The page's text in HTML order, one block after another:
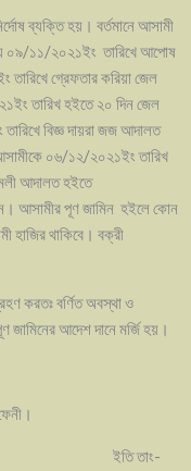
ব্যক্তি হয়। বর্তমানে আসামী
০৯/১১/২০২১ইং তারিখে আপোষ
গ্রেফতার করিয়া জেল
তারিখ হইতে ২০ দিন জেল
বিজ্ঞ দায়রা জজ আদালত
০৬/১২/২০২১ইং তারিখ
আদালত হইতে
আসামীর পূণ জামিন হইলে কোন
হাজির থাকিবে। বক্রী
করতঃ বর্ণিত অবস্থা ও
জামিনের আদেশ দানে মর্জি হয়।
ইতি তাং-